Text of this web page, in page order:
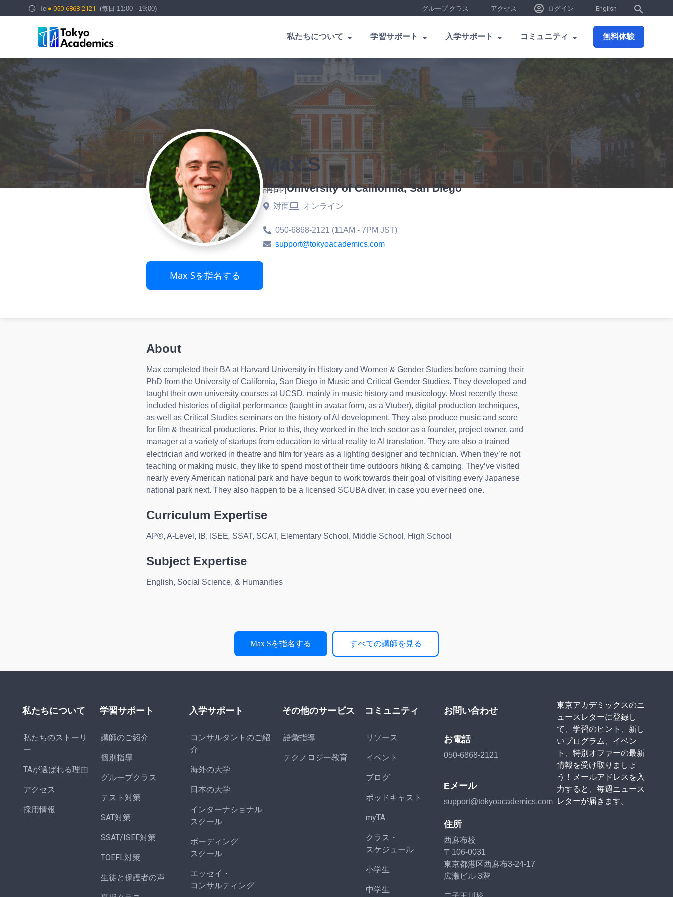
Tel● 050-6868-2121 (毎日 11:00 - 19:00) グループ クラス アクセス ログイン English
私たちについて 学習サポート 入学サポート コミュニティ 無料体験
Max Sを指名する
Max S
講師|University of California, San Diego
対面 オンライン
050-6868-2121 (11AM - 7PM JST)
support@tokyoacademics.com
About
Max completed their BA at Harvard University in History and Women & Gender Studies before earning their
PhD from the University of California, San Diego in Music and Critical Gender Studies. They developed and
taught their own university courses at UCSD, mainly in music history and musicology. Most recently these
included histories of digital performance (taught in avatar form, as a Vtuber), digital production techniques,
as well as Critical Studies seminars on the history of AI development. They also produce music and score
for film & theatrical productions. Prior to this, they worked in the tech sector as a founder, project owner, and
manager at a variety of startups from education to virtual reality to AI translation. They are also a trained
electrician and worked in theatre and film for years as a lighting designer and technician. When they’re not
teaching or making music, they like to spend most of their time outdoors hiking & camping. They’ve visited
nearly every American national park and have begun to work towards their goal of visiting every Japanese
national park next. They also happen to be a licensed SCUBA diver, in case you ever need one.
Curriculum Expertise
AP®, A-Level, IB, ISEE, SSAT, SCAT, Elementary School, Middle School, High School
Subject Expertise
English, Social Science, & Humanities
Max Sを指名する すべての講師を見る
私たちについて
私たちのストーリ
ー
TAが選ばれる理由
アクセス
採用情報
学習サポート
講師のご紹介
個別指導
グループクラス
テスト対策
SAT対策
SSAT/ISEE対策
TOEFL対策
生徒と保護者の声
入学サポート
コンサルタントのご紹
介
海外の大学
日本の大学
インターナショナル
スクール
ボーディング
スクール
エッセイ・
コンサルティング
その他のサービス
語彙指導
テクノロジー教育
コミュニティ
リソース
イベント
ブログ
ポッドキャスト
myTA
クラス・
スケジュール
小学生
中学生
お問い合わせ
お電話
050-6868-2121
Eメール
support@tokyoacademics.com
住所
西麻布校
〒106-0031
東京都港区西麻布3-24-17
広瀬ビル 3階
東京アカデミックスのニ
ュースレターに登録し
て、学習のヒント、新し
いプログラム、イベン
ト、特別オファーの最新
情報を受け取りましょ
う！メールアドレスを入
力すると、毎週ニュース
レターが届きます。